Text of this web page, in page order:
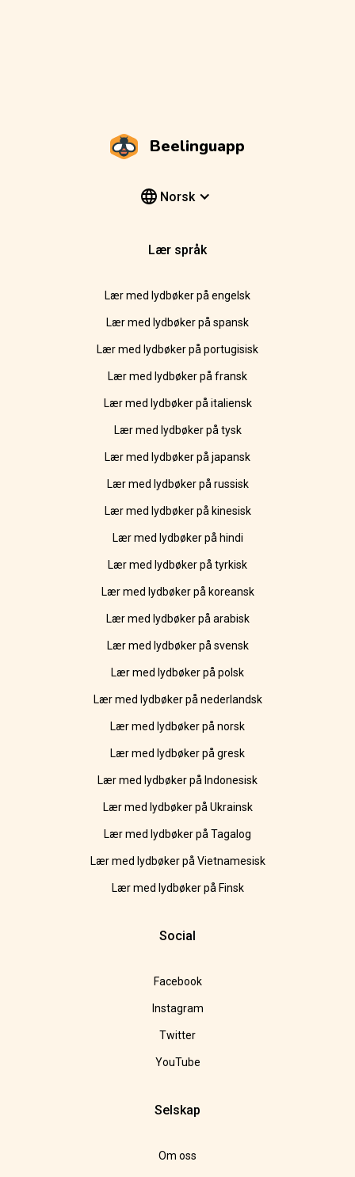
Beelinguapp
Norsk
Lær språk
Lær med lydbøker på engelsk
Lær med lydbøker på spansk
Lær med lydbøker på portugisisk
Lær med lydbøker på fransk
Lær med lydbøker på italiensk
Lær med lydbøker på tysk
Lær med lydbøker på japansk
Lær med lydbøker på russisk
Lær med lydbøker på kinesisk
Lær med lydbøker på hindi
Lær med lydbøker på tyrkisk
Lær med lydbøker på koreansk
Lær med lydbøker på arabisk
Lær med lydbøker på svensk
Lær med lydbøker på polsk
Lær med lydbøker på nederlandsk
Lær med lydbøker på norsk
Lær med lydbøker på gresk
Lær med lydbøker på Indonesisk
Lær med lydbøker på Ukrainsk
Lær med lydbøker på Tagalog
Lær med lydbøker på Vietnamesisk
Lær med lydbøker på Finsk
Social
Facebook
Instagram
Twitter
YouTube
Selskap
Om oss